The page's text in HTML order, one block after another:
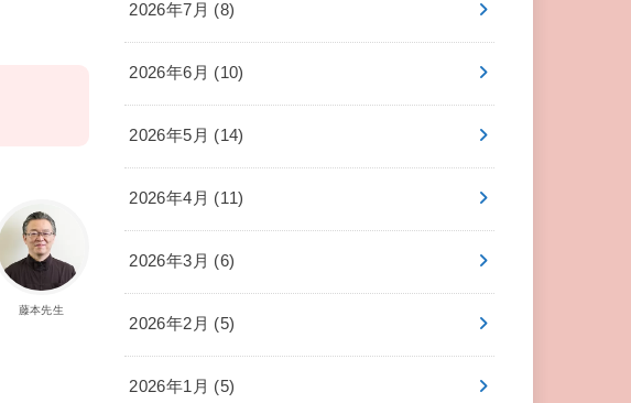
藤本先生
2026年7月 (8)
2026年6月 (10)
2026年5月 (14)
2026年4月 (11)
2026年3月 (6)
2026年2月 (5)
2026年1月 (5)